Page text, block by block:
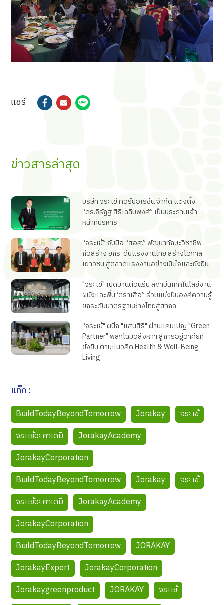
แชร์
ข่าวสารล่าสุด
บริษัท จระเข้ คอร์ปอเรชั่น จำกัด แต่งตั้ง
“ดร.จิรัฏฐ์ สิริเฉลิมพงศ์” เป็นประธานเจ้า
หน้าที่บริหาร
“จระเข้” จับมือ “สอศ.” พัฒนาทักษะวิชาชีพ
ก่อสร้าง ยกระดับแรงงานไทย สร้างโอกาส
เยาวชน สู่ตลาดแรงงานอย่างมั่นใจและยั่งยืน
"จระเข้" เปิดบ้านต้อนรับ สถาบันเทคโนโลยีงาน
ผนังและพื้น“ตราเสือ” ร่วมแบ่งปันองค์ความรู้
ยกระดับมาตรฐานช่างไทยสู่สากล
“จระเข้" ผนึก "แสนสิริ" ผ่านแคมเปญ "Green
Partner" พลิกโฉมอสังหาฯ สู่การอยู่อาศัยที่
ยั่งยืน ตามแนวคิด Health & Well-Being
Living
แท็ก :
BuildTodayBeyondTomorrow Jorakay
จระเข้
จระเข้อะคาเดมี่
JorakayAcademy
JorakayCorporation
BuildTodayBeyondTomorrow
Jorakay
จระเข้
จระเข้อะคาเดมี่
JorakayAcademy
JorakayCorporation
BuildTodayBeyondTomorrow
JORAKAY
JorakayExpert
JorakayCorporation
Jorakaygreenproduct
JORAKAY
จระเข้